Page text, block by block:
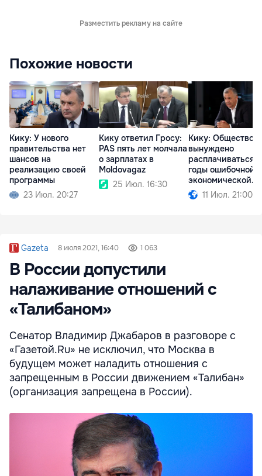
Разместить рекламу на сайте
Похожие новости
Кику: У нового
правительства нет
шансов на
реализацию своей
программы
23 Июл. 20:27
Кику ответил Гросу:
PAS пять лет молчала
о зарплатах в
Moldovagaz
25 Июл. 16:30
Кику: Общество
вынуждено
расплачиваться
годы ошибочной
экономической
политики
11 Июл. 21:00
Gazeta 8 июля 2021, 16:40 1 063
В России допустили
налаживание отношений с
«Талибаном»
Сенатор Владимир Джабаров в разговоре с
«Газетой.Ru» не исключил, что Москва в
будущем может наладить отношения с
запрещенным в России движением «Талибан»
(организация запрещена в России).